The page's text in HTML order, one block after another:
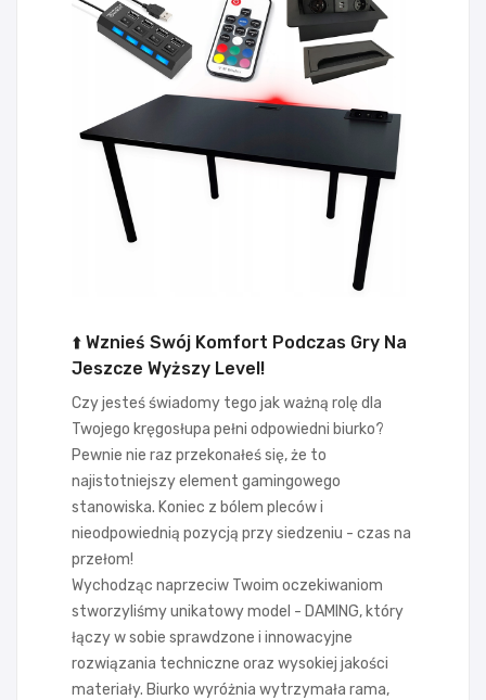
⬆️ Wznieś Swój Komfort Podczas Gry Na
Jeszcze Wyższy Level!
Czy jesteś świadomy tego jak ważną rolę dla
Twojego kręgosłupa pełni odpowiedni biurko?
Pewnie nie raz przekonałeś się, że to
najistotniejszy element gamingowego
stanowiska. Koniec z bólem pleców i
nieodpowiednią pozycją przy siedzeniu - czas na
przełom!
Wychodząc naprzeciw Twoim oczekiwaniom
stworzyliśmy unikatowy model - DAMING, który
łączy w sobie sprawdzone i innowacyjne
rozwiązania techniczne oraz wysokiej jakości
materiały. Biurko wyróżnia wytrzymała rama,